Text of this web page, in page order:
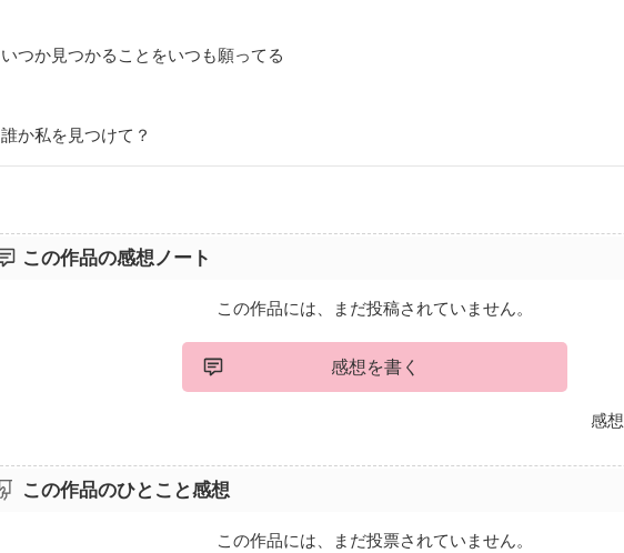
いつか見つかることをいつも願ってる
誰か私を見つけて？
この作品の感想ノート
この作品には、まだ投稿されていません。
感想を書く
感
この作品のひとこと感想
この作品には、まだ投票されていません。